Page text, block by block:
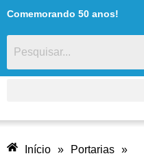
Comemorando 50 anos!
Início » Portarias »